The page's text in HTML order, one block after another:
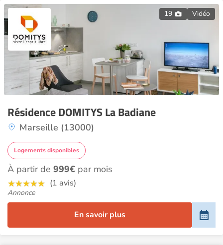
19 Vidéo
Résidence DOMITYS La Badiane
Marseille (13000)
Logements disponibles
À partir de 999€ par mois
(1 avis)
Annonce
En savoir plus